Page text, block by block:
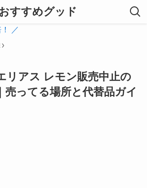
すすめグッド
／
リアス レモン販売中止の
売ってる場所と代替品ガイ